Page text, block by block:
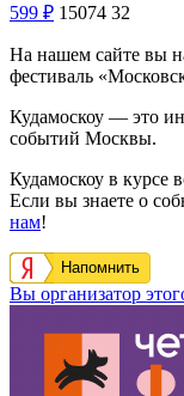
599 ₽ 15074 32
На нашем сайте вы
фестиваль
Кудамоскоу — это
событий Москвы.
Кудамоскоу в курсе
Если вы знаете о
нам!
Напомнить
Вы организатор